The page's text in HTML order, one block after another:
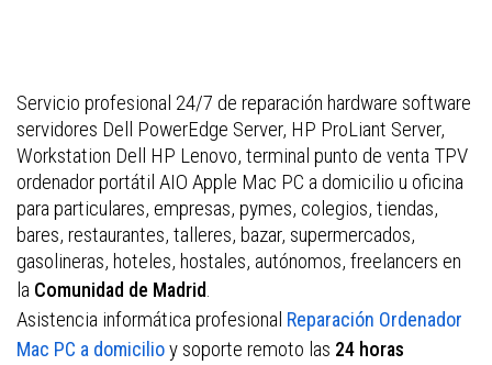
Servicio profesional 24/7 de reparación hardware software
servidores Dell PowerEdge Server, HP ProLiant Server,
Workstation Dell HP Lenovo, terminal punto de venta TPV
ordenador portátil AIO Apple Mac PC a domicilio u oficina
para particulares, empresas, pymes, colegios, tiendas,
bares, restaurantes, talleres, bazar, supermercados,
gasolineras, hoteles, hostales, autónomos, freelancers en
la Comunidad de Madrid.
Asistencia informática profesional Reparación Ordenador
Mac PC a domicilioy soporte remoto las 24 horas